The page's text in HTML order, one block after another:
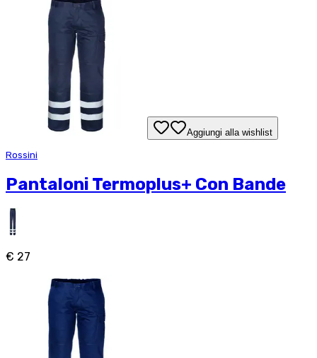
Aggiungi alla wishlist
Rossini
Pantaloni Termoplus+ Con Bande
€ 27